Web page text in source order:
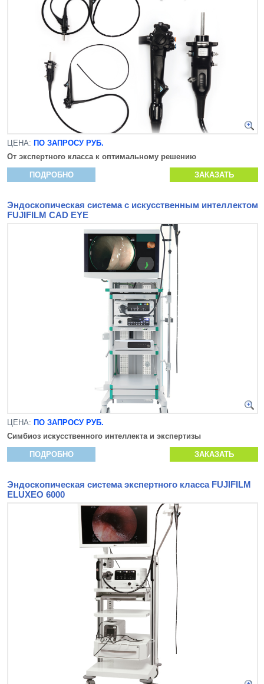
ЦЕНА: ПО ЗАПРОСУ РУБ.
От экспертного класса к оптимальному решению
ПОДРОБНО ЗАКАЗАТЬ
Эндоскопическая система с искусственным интеллектом
FUJIFILM CAD EYE
ЦЕНА: ПО ЗАПРОСУ РУБ.
Симбиоз искусственного интеллекта и экспертизы
ПОДРОБНО ЗАКАЗАТЬ
Эндоскопическая система экспертного класса FUJIFILM
ELUXEO 6000